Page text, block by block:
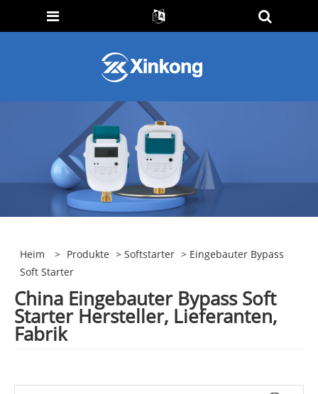
Heim > Produkte >Softstarter > Eingebauter Bypass
Soft Starter
China Eingebauter Bypass Soft
Starter Hersteller, Lieferanten,
Fabrik